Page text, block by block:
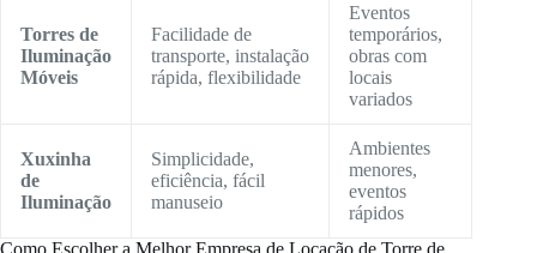
Torres de
Iluminação
Móveis
Facilidade de
transporte, instalação
rápida, flexibilidade
Eventos
temporários,
obras com
locais
variados
Xuxinha
de
Iluminação
Simplicidade,
eficiência, fácil
manuseio
Ambientes
menores,
eventos
rápidos
Como Escolher a Melhor Empresa de Locação de Torre de